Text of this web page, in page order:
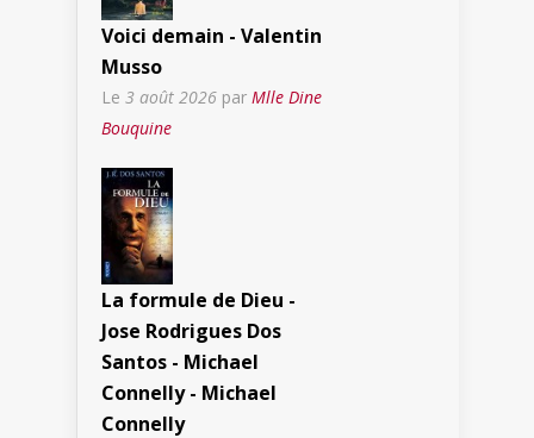
Voici demain - Valentin
Musso
Le 3 août 2026 par Mlle Dine
Bouquine
La formule de Dieu -
Jose Rodrigues Dos
Santos - Michael
Connelly - Michael
Connelly